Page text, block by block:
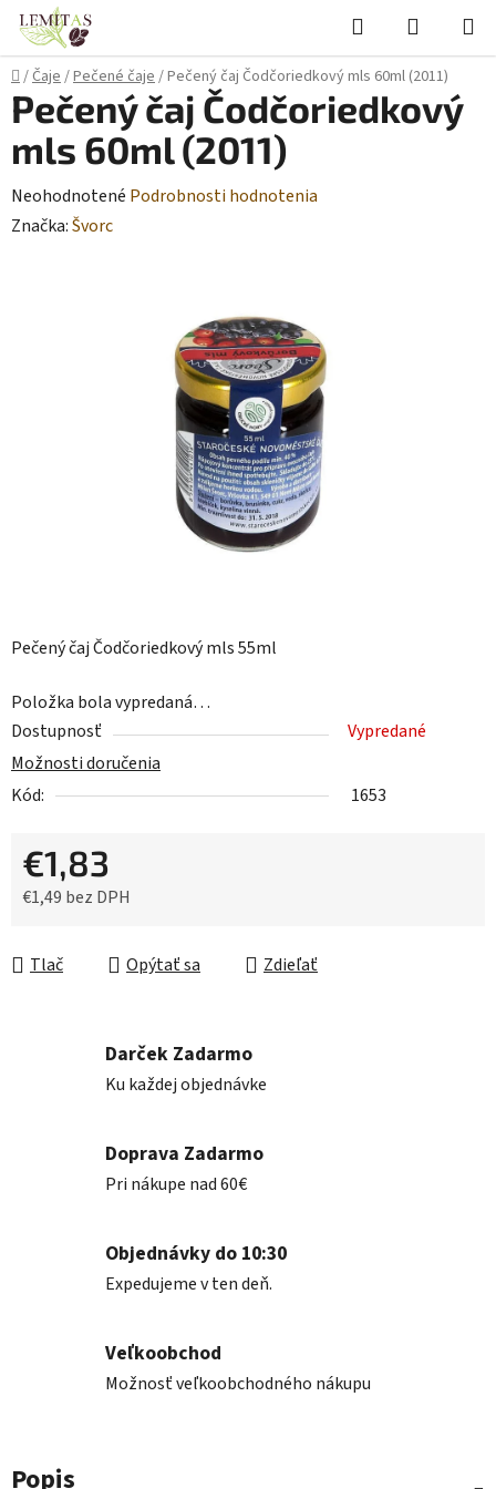
Prejsť
obsah
Hľadať
KOŠÍK
Domov
/Čaje/Pečené čaje/Pečený čaj Čodčoriedkový mls 60ml (2011)
Pečený čaj Čodčoriedkový mls 55ml
Položka bola vypredaná…
Dostupnosť
Vypredané
Možnosti doručenia
Kód:
1653
€1,83
€1,49 bez DPH
Tlač
Opýtať sa Zdieľať
Pečený čaj Čodčoriedkový
mls 60ml (2011)
Priemerné
hodnotenie
Neohodnotené Podrobnosti hodnotenia
Značka:Švorc
Darček Zadarmo
Ku každej objednávke
Doprava Zadarmo
Pri nákupe nad 60€
Objednávky do 10:30
Expedujeme v ten deň.
Veľkoobchod
Možnosť veľkoobchodného nákupu
Popis